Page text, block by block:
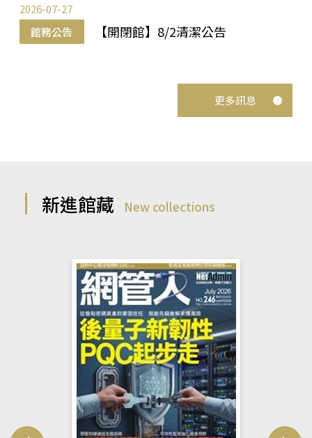
館務公告 【開閉館】8/2清潔公告
2026-07-27
更多訊息
新進館藏 New collections